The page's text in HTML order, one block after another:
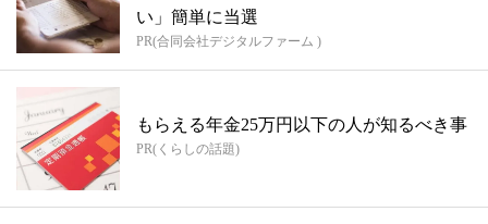
い」簡単に当選
PR(合同会社デジタルファーム )
もらえる年金25万円以下の人が知るべき事
PR(くらしの話題)